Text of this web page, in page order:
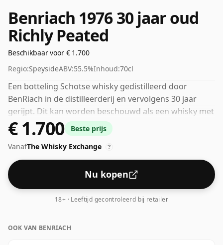
Benriach 1976 30 jaar oud
Richly Peated
Beschikbaar voor € 1.700
Regio:SpeysideABV:55.5%Inhoud:70cl
Een botteling Schotse whisky gedistilleerd door
BenRiach in de distilleerderij en vervolgens 30 jaar
gerijpt. Dit kan worden beschouwd als een whisky met
een hogere sterkte, met een ABV van 55,5%. Wordt
geleverd in de reguliere bottelgrootte van 70cl.
€ 1.700
Beste prijs
VanafThe Whisky Exchange ?
Nu kopen
18+ · Leeftijd gecontroleerd bij retailer
OOK VAN BENRIACH